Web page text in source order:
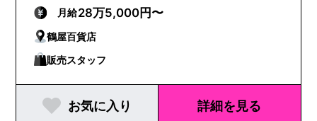
月給28万5,000円〜
鶴屋百貨店
販売スタッフ
お気に入り 詳細を見る